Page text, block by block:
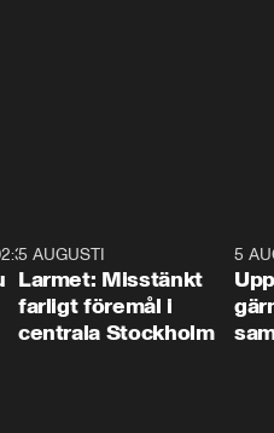
0:35
5 AUGUSTI
Larmet: Misstänkt
farligt föremål i
centrala Stockholm
5